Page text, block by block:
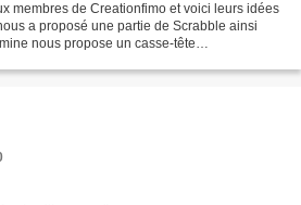
membres de Creationfimo et voici leurs idées
a proposé une partie de Scrabble ainsi
nous propose un casse-tête